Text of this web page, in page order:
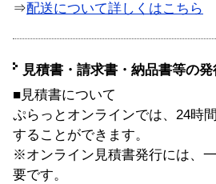
⇒配送について詳しくはこちら
見積書・請求書・納品書等の
■見積書について
ぷらっとオンラインでは、24時
することができます。
※オンライン見積書発行には、
要です。